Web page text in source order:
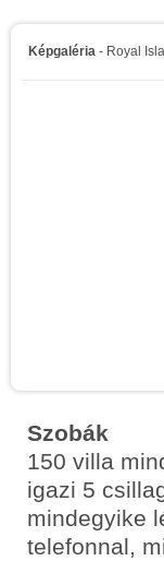
Képgaléria - Royal
Szobák
150 villa
igazi 5
mindegyike
telefonnal,